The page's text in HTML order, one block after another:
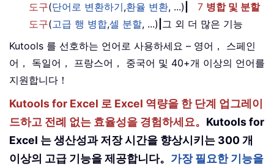
도구(단어로 변환하기,환율 변환, ...) 7 병합 및 분할
도구(고급 행 병합,셀 분할, ...) 그 외 더 많은 기능
Kutools 를 선호하는 언어로 사용하세요 – 영어， 스페인
어， 독일어， 프랑스어， 중국어 및 40+개 이상의 언어를
지원합니다！
Kutools for Excel 로 Excel 역량을 한 단계 업그레이
드하고 전례 없는 효율성을 경험하세요。 Kutools for
Excel 는 생산성과 저장 시간을 향상시키는 300 개
이상의 고급 기능을 제공합니다。 가장 필요한 기능을